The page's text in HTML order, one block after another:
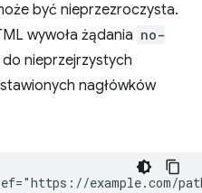
być nieprzezroczysta.
wywoła żądania no-
nieprzejrzystych
nagłówków
example.com/